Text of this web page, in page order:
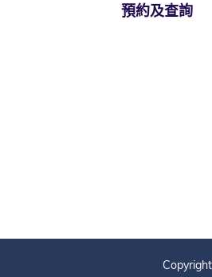
預約及查詢